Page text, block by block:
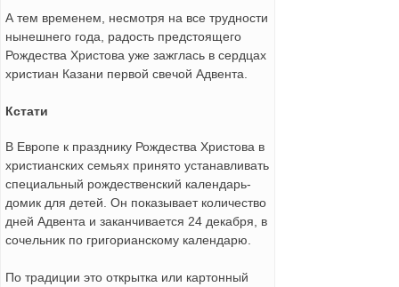
А тем временем, несмотря на все трудности
нынешнего года, радость предстоящего
Рождества Христова уже зажглась в сердцах
христиан Казани первой свечой Адвента.
Кстати
В Европе к празднику Рождества Христова в
христианских семьях принято устанавливать
специальный рождественский календарь-
домик для детей. Он показывает количество
дней Адвента и заканчивается 24 декабря, в
сочельник по григорианскому календарю.
По традиции это открытка или картонный